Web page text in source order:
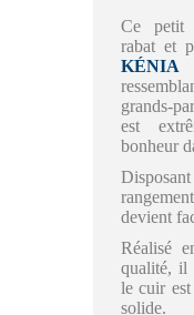
Ce petit
rabat et
KÉNIA
grands-
est
bonheur
devient
Réalisé
qualité, il
le cuir
solide.